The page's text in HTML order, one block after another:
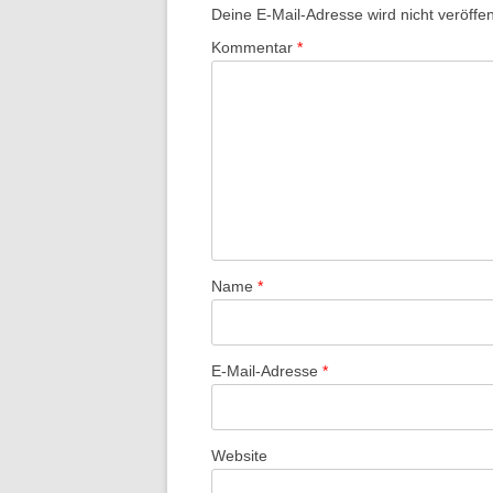
Deine E-Mail-Adresse wird nicht
Kommentar *
Name *
E-Mail-Adresse *
Website